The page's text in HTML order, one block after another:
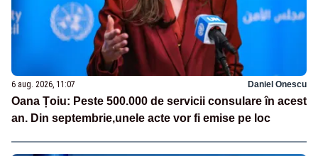
6 aug. 2026, 11:07 Daniel Onescu
Oana Țoiu: Peste 500.000 de servicii consulare în acest
an. Din septembrie,unele acte vor fi emise pe loc